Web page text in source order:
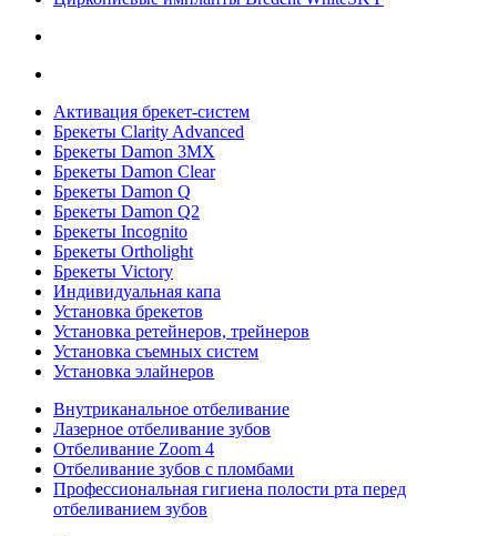
Активация брекет-систем
Брекеты Clarity Advanced
Брекеты Damon 3MX
Брекеты Damon Clear
Брекеты Damon Q
Брекеты Damon Q2
Брекеты Incognito
Брекеты Ortholight
Брекеты Victory
Индивидуальная капа
Установка брекетов
Установка ретейнеров, трейнеров
Установка съемных систем
Установка элайнеров
Внутриканальное отбеливание
Лазерное отбеливание зубов
Отбеливание Zoom 4
Отбеливание зубов с пломбами
Профессиональная гигиена полости рта перед
отбеливанием зубов